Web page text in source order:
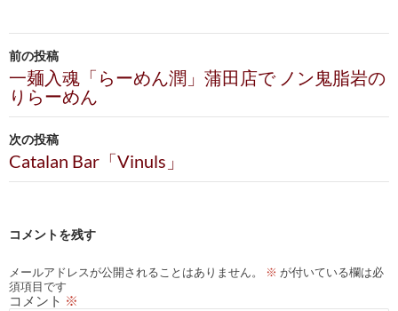
投
稿
ナ
ビ
ゲ
シ
ョ
ン
前の投稿
一麺入魂「らーめん潤」蒲田店で ノン鬼脂岩の
りらーめん
次の投稿
Catalan Bar「Vinuls」
コメントを残す
メールアドレスが公開されることはありません。 ※ が付いている欄は必
須項目です
コメント ※